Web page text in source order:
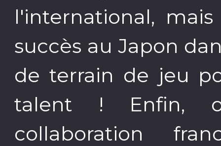
l'international,
succès au Japon
de terrain de jeu
talent ! Enfin,
collaboration